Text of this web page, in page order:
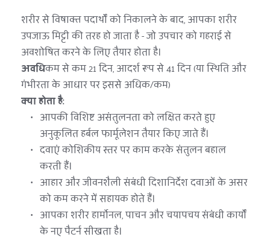
शरीर से विषाक्त पदार्थों को निकालने के बाद, आपका शरीर
उपजाऊ मिट्टी की तरह हो जाता है - जो उपचार को गहराई से
अवशोषित करने के लिए तैयार होता है।
अवधिकम से कम 21 दिन, आदर्श रूप से 41 दिन (या स्थिति और
गंभीरता के आधार पर इससे अधिक/कम)
क्या होता है:
आपकी विशिष्ट असंतुलनता को लक्षित करते हुए
अनुकूलित हर्बल फार्मूलेशन तैयार किए जाते हैं।
दवाएं कोशिकीय स्तर पर काम करके संतुलन बहाल
करती हैं।
आहार और जीवनशैली संबंधी दिशानिर्देश दवाओं के असर
को कम करने में सहायक होते हैं।
आपका शरीर हार्मोनल, पाचन और चयापचय संबंधी कार्यों
के नए पैटर्न सीखता है।